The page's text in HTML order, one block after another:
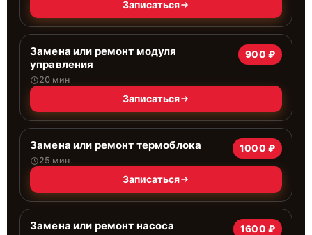
Записаться
Замена или ремонт модуля
управления
20 мин
900 ₽
Записаться
Замена или ремонт термоблока
25 мин
1000 ₽
Записаться
Замена или ремонт насоса 1600 ₽